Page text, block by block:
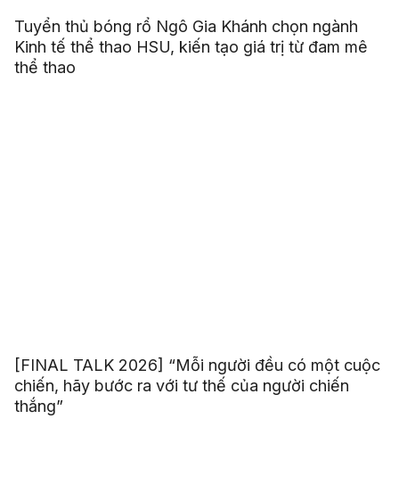
Tuyển thủ bóng rổ Ngô Gia Khánh chọn ngành
Kinh tế thể thao HSU, kiến tạo giá trị từ đam mê
thể thao
[FINAL TALK 2026] “Mỗi người đều có một cuộc
chiến, hãy bước ra với tư thế của người chiến
thắng”